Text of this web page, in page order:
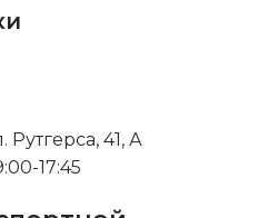
41, А
17:45